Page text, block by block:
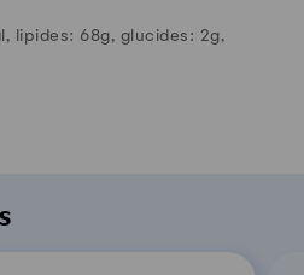
lipides: 68g, glucides: 2g,